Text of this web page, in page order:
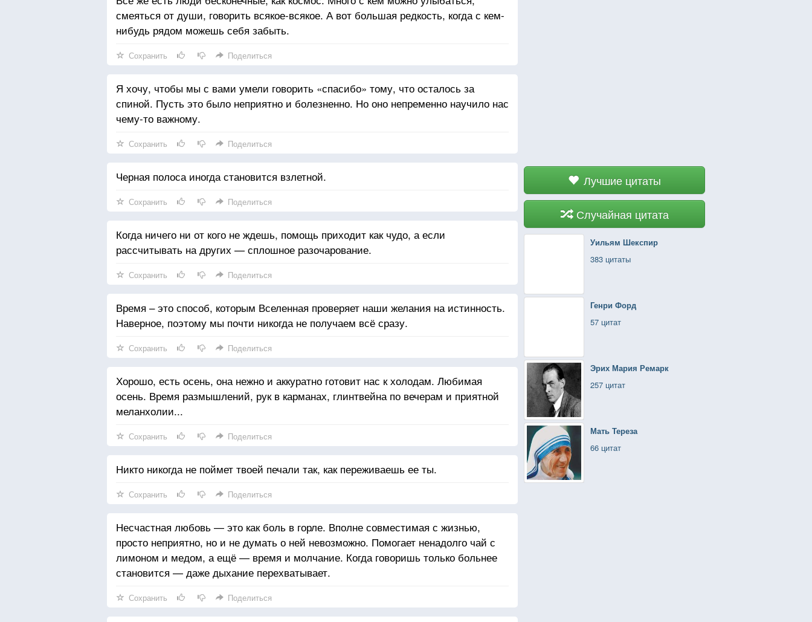
Лучшие цитаты
Случайная цитата
Уильям Шекспир
383 цитаты
Генри Форд
57 цитат
Эрих Мария Ремарк
257 цитат
Мать Тереза
66 цитат
смеяться от души, говорить всякое-всякое. А вот большая редкость, когда с кем-
нибудь рядом можешь себя забыть.
Сохранить Поделиться
Я хочу, чтобы мы с вами умели говорить «спасибо» тому, что осталось за
спиной. Пусть это было неприятно и болезненно. Но оно непременно научило нас
чему-то важному.
Сохранить Поделиться
Черная полоса иногда становится взлетной.
Сохранить Поделиться
Когда ничего ни от кого не ждешь, помощь приходит как чудо, а если
рассчитывать на других — сплошное разочарование.
Сохранить Поделиться
Время – это способ, которым Вселенная проверяет наши желания на истинность.
Наверное, поэтому мы почти никогда не получаем всё сразу.
Сохранить Поделиться
Хорошо, есть осень, она нежно и аккуратно готовит нас к холодам. Любимая
осень. Время размышлений, рук в карманах, глинтвейна по вечерам и приятной
меланхолии...
Сохранить Поделиться
Никто никогда не поймет твоей печали так, как переживаешь ее ты.
Сохранить Поделиться
Несчастная любовь — это как боль в горле. Вполне совместимая с жизнью,
просто неприятно, но и не думать о ней невозможно. Помогает ненадолго чай с
лимоном и медом, а ещё — время и молчание. Когда говоришь только больнее
становится — даже дыхание перехватывает.
Сохранить Поделиться